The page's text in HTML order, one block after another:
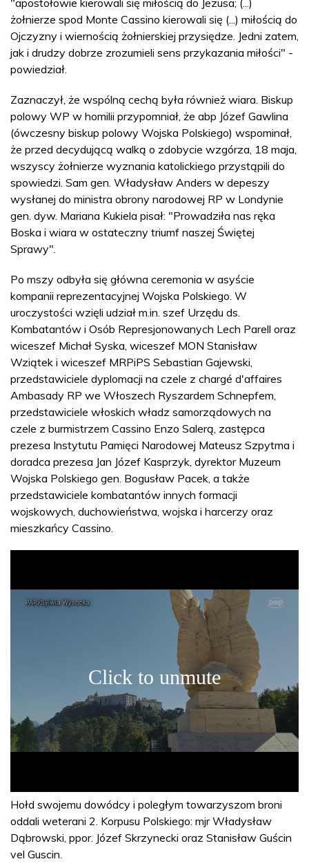
żołnierze spod Monte Cassino kierowali się (...) miłością do
Ojczyzny i wiernością żołnierskiej przysiędze. Jedni zatem,
jak i drudzy dobrze zrozumieli sens przykazania miłości" -
powiedział.
Zaznaczył, że wspólną cechą była również wiara. Biskup
polowy WP w homilii przypomniał, że abp Józef Gawlina
(ówczesny biskup polowy Wojska Polskiego) wspominał,
że przed decydującą walką o zdobycie wzgórza, 18 maja,
wszyscy żołnierze wyznania katolickiego przystąpili do
spowiedzi. Sam gen. Władysław Anders w depeszy
wysłanej do ministra obrony narodowej RP w Londynie
gen. dyw. Mariana Kukiela pisał: "Prowadziła nas ręka
Boska i wiara w ostateczny triumf naszej Świętej
Sprawy".
Po mszy odbyła się główna ceremonia w asyście
kompanii reprezentacyjnej Wojska Polskiego. W
uroczystości wzięli udział m.in. szef Urzędu ds.
Kombatantów i Osób Represjonowanych Lech Parell oraz
wiceszef Michał Syska, wiceszef MON Stanisław
Wziątek i wiceszef MRPiPS Sebastian Gajewski,
przedstawiciele dyplomacji na czele z chargé d'affaires
Ambasady RP we Włoszech Ryszardem Schnepfem,
przedstawiciele włoskich władz samorządowych na
czele z burmistrzem Cassino Enzo Salerą, zastępca
prezesa Instytutu Pamięci Narodowej Mateusz Szpytma i
doradca prezesa Jan Józef Kasprzyk, dyrektor Muzeum
Wojska Polskiego gen. Bogusław Pacek, a także
przedstawiciele kombatantów innych formacji
wojskowych, duchowieństwa, wojska i harcerzy oraz
mieszkańcy Cassino.
Hołd swojemu dowódcy i poległym towarzyszom broni
oddali weterani 2. Korpusu Polskiego: mjr Władysław
Dąbrowski, ppor. Józef Skrzynecki oraz Stanisław Guścin
vel Guscin.